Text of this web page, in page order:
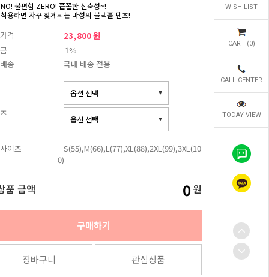
WISH LIST
CART (0)
CALL CENTER
TODAY VIEW
불편함 ZERO! 쫀쫀한 신축성~!
용하면 자꾸 찾게되는 마성의 블랙홀 팬츠!
격 23,800 원
1%
송
국내 배송 전용
이즈
S(55),M(66),L(77),XL(88),2XL(99),3XL(10
0)
품 금액 0 원
구매하기
장바구니 관심상품